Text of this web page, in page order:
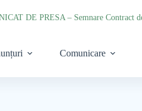
Comunicare